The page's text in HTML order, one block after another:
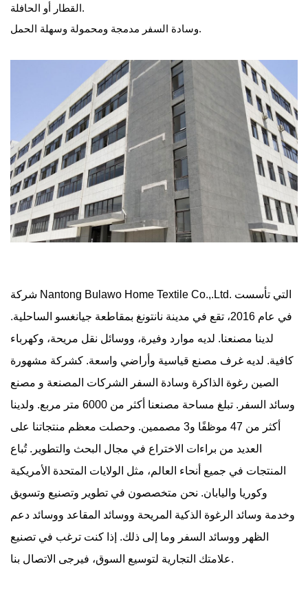
الوسادة بشكلها وتوفر دعمًا ثابتًا طوال رحلتك. لا مزيد من
القذف والتقلب أو الاستيقاظ برقبة متصلبة - وسادة السفر
الضغط المؤلمة لتحقيق أقصى درجات الاسترخاء.
القطار أو الحافلة.
وسادة السفر مدمجة ومحمولة وسهلة الحمل.
شركة Nantong Bulawo Home Textile Co.,.Ltd. التي تأسست
في عام 2016، تقع في مدينة نانتونغ بمقاطعة جيانغسو الساحلية.
لدينا مصنعنا. لديه موارد وفيرة، ووسائل نقل مريحة، وكهرباء
كافية. لديه غرف مصنع قياسية وأراضي واسعة. كشركة مشهورة
الصين رغوة الذاكرة وسادة السفر الشركات المصنعة و مصنع
وسائد السفر
. تبلغ مساحة مصنعنا أكثر من 6000 متر مربع. ولدينا
أكثر من 47 موظفًا و3 مصممين. وحصلت معظم منتجاتنا على
العديد من براءات الاختراع في مجال البحث والتطوير. تُباع
المنتجات في جميع أنحاء العالم، مثل الولايات المتحدة الأمريكية
وكوريا واليابان. نحن متخصصون في تطوير وتصنيع وتسويق
وخدمة وسائد الرغوة الذكية المريحة ووسائد المقاعد ووسائد دعم
الظهر ووسائد السفر وما إلى ذلك. إذا كنت ترغب في تصنيع
علامتك التجارية لتوسيع السوق، فيرجى الاتصال بنا.